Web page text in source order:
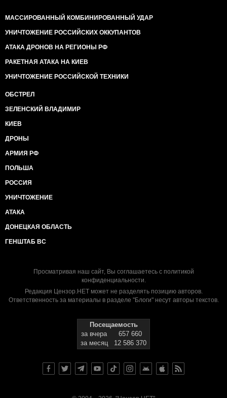
МАССИРОВАННЫЙ КОМБИНИРОВАННЫЙ УДАР
УНИЧТОЖЕНИЕ РОССИЙСКИХ ОККУПАНТОВ
АТАКА ДРОНОВ НА РЕГИОНЫ РФ
РАКЕТНАЯ АТАКА НА КИЕВ
УНИЧТОЖЕНИЕ РОССИЙСКОЙ ТЕХНИКИ
ОБСТРЕЛ
ЗЕЛЕНСКИЙ ВЛАДИМИР
КИЕВ
ДРОНЫ
АРМИЯ РФ
ПОЛЬША
РОССИЯ
УНИЧТОЖЕНИЕ
АТАКА
ДОНЕЦКАЯ ОБЛАСТЬ
ГЕНШТАБ ВС
Просматривая наш сайт, Вы соглашаетесь с политикой
конфиденциальности.
Редакция Цензор.НЕТ может не разделять позицию авторов.
Ответственность за материалы в разделе "Блоги" несут авторы текстов.
Посещаемость
за вчера
657 660
за месяц
12 586 370